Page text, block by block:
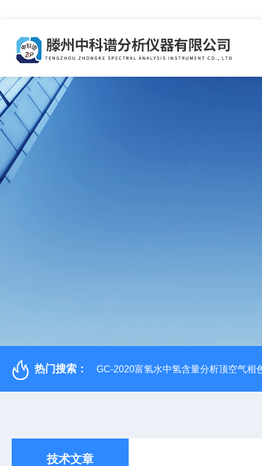
热门搜索： GC-2020富氢水中氢含量分析顶空气相
技术文章